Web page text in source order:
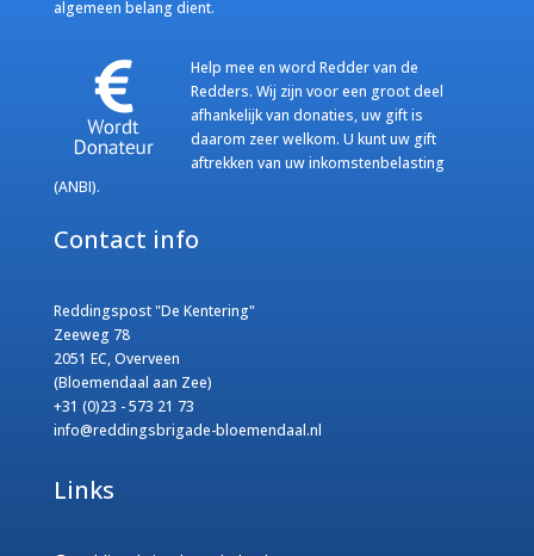
algemeen belang dient.
Help mee en word Redder van de
Redders. Wij zijn voor een groot deel
afhankelijk van donaties, uw gift is
daarom zeer welkom. U kunt uw gift
aftrekken van uw inkomstenbelasting
(ANBI).
Contact info
Reddingspost "De Kentering"
Zeeweg 78
2051 EC, Overveen
(Bloemendaal aan Zee)
+31 (0)23 - 573 21 73
info@reddingsbrigade-bloemendaal.nl
Links